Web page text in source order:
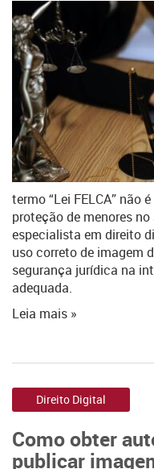
termo “Lei FELCA” não
proteção de menores
especialista em direito
uso correto de imagem
segurança jurídica na
adequada.
Leia mais »
Direito Digital
Como obter
publicar